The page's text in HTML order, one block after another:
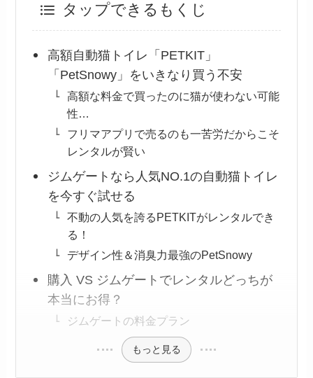
タップできるもくじ
高額自動猫トイレ「PETKIT」
「PetSnowy」をいきなり買う不安
高額な料金で買ったのに猫が使わない可能
性…
フリマアプリで売るのも一苦労だからこそ
レンタルが賢い
ジムゲートなら人気NO.1の自動猫トイレ
を今すぐ試せる
不動の人気を誇るPETKITがレンタルでき
る！
デザイン性＆消臭力最強のPetSnowy
購入 VS ジムゲートでレンタルどっちが
本当にお得？
ジムゲートの料金プラン
もっと見る